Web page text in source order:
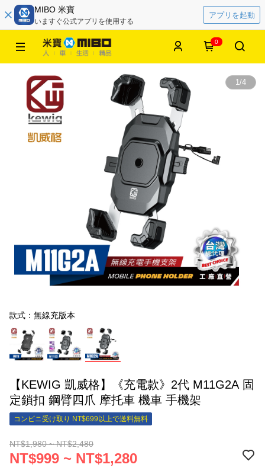
MIBO 米寶
いますぐ公式アプリを使用する
アプリを起動
0
1/4
款式：無線充版本
【KEWIG 凱威格】《充電款》2代 M11G2A 固
定鎖扣 鋼臂四爪 摩托車 機車 手機架
コンビニ受け取り NT$699以上で送料無料
NT$1,980 ~ NT$2,480
NT$999 ~ NT$1,280